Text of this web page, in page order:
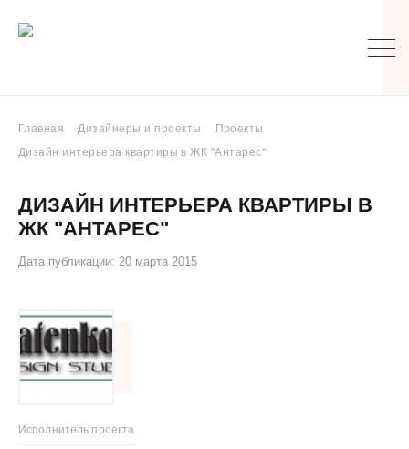
Главная Дизайнеры и проекты
Проекты
Дизайн интерьера квартиры в ЖК "Антарес"
ДИЗАЙН ИНТЕРЬЕРА КВАРТИРЫ В
ЖК "АНТАРЕС"
Дата публикации: 20 марта 2015
Исполнитель проекта